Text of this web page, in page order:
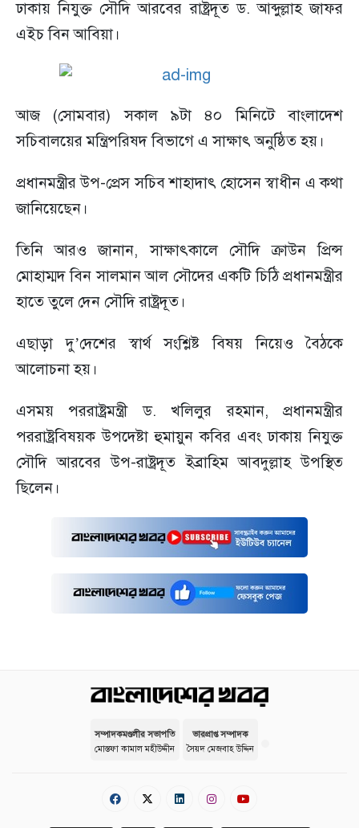
ঢাকায় নিযুক্ত সৌদি আরবের রাষ্ট্রদূত ড. আব্দুল্লাহ জাফর
এইচ বিন আবিয়া।
আজ (সোমবার) সকাল ৯টা ৪০ মিনিটে বাংলাদেশ
সচিবালয়ের মন্ত্রিপরিষদ বিভাগে এ সাক্ষাৎ অনুষ্ঠিত হয়।
প্রধানমন্ত্রীর উপ-প্রেস সচিব শাহাদাৎ হোসেন স্বাধীন এ কথা
জানিয়েছেন।
তিনি আরও জানান, সাক্ষাৎকালে সৌদি ক্রাউন প্রিন্স
মোহাম্মদ বিন সালমান আল সৌদের একটি চিঠি প্রধানমন্ত্রীর
হাতে তুলে দেন সৌদি রাষ্ট্রদূত।
এছাড়া দু’দেশের স্বার্থ সংশ্লিষ্ট বিষয় নিয়েও বৈঠকে
আলোচনা হয়।
এসময় পররাষ্ট্রমন্ত্রী ড. খলিলুর রহমান, প্রধানমন্ত্রীর
পররাষ্ট্রবিষয়ক উপদেষ্টা হুমায়ুন কবির এবং ঢাকায় নিযুক্ত
সৌদি আরবের উপ-রাষ্ট্রদূত ইব্রাহিম আবদুল্লাহ উপস্থিত
ছিলেন।
সম্পাদকমণ্ডলীর সভাপতি
মোস্তফা কামাল মহীউদ্দীন
ভারপ্রাপ্ত সম্পাদক
সৈয়দ মেজবাহ উদ্দিন